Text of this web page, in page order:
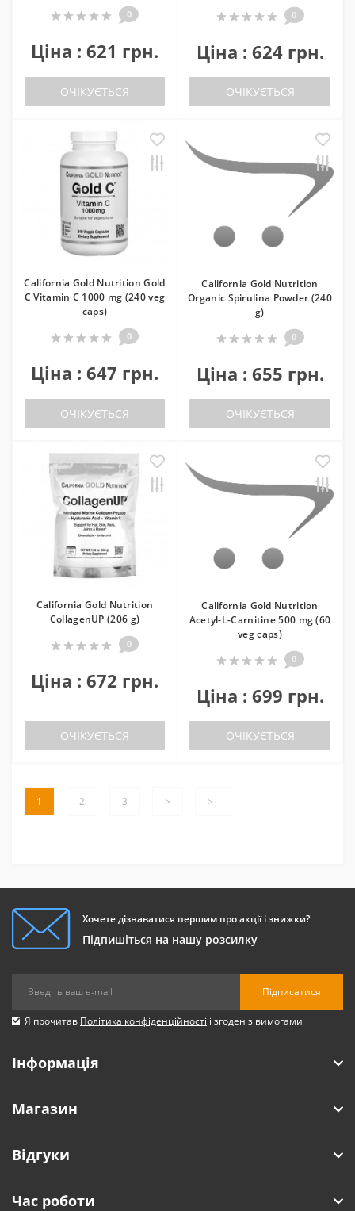
0
Ціна : 621 грн.
ОЧІКУЄТЬСЯ
0
Ціна : 624 грн.
ОЧІКУЄТЬСЯ
California Gold Nutrition Gold
C Vitamin C 1000 mg (240 veg
caps)
0
Ціна : 647 грн.
ОЧІКУЄТЬСЯ
California Gold Nutrition
Organic Spirulina Powder (240
g)
0
Ціна : 655 грн.
ОЧІКУЄТЬСЯ
California Gold Nutrition
CollagenUP (206 g)
0
Ціна : 672 грн.
ОЧІКУЄТЬСЯ
California Gold Nutrition
Acetyl-L-Carnitine 500 mg (60
veg caps)
0
Ціна : 699 грн.
ОЧІКУЄТЬСЯ
1 2 3 > >|
Хочете дізнаватися першим про акції і знижки?
Підпишіться на нашу розсилку
Підписатися
Я прочитав Політика конфіденційності і згоден з вимогами
Інформація
Магазин
Відгуки
Час роботи